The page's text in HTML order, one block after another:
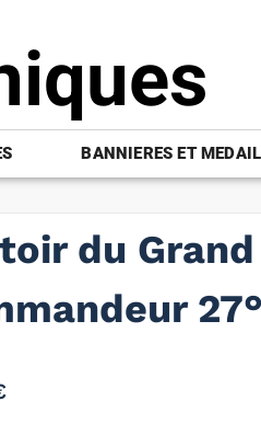
BANNIERES ET
du Grand